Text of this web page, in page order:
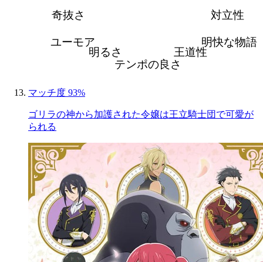
対立性
明快な物語
王道性
テンポの良さ
明るさ
ユーモア
奇抜さ
マッチ度 93%
ゴリラの神から加護された令嬢は王立騎士団で可愛が
られる